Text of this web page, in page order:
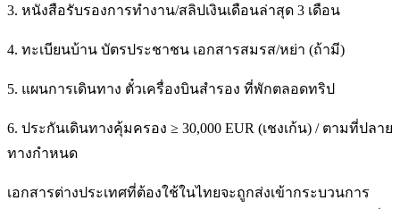
3. หนังสือรับรองการทำงาน/สลิปเงินเดือนล่าสุด 3 เดือน
4. ทะเบียนบ้าน บัตรประชาชน เอกสารสมรส/หย่า (ถ้ามี)
5. แผนการเดินทาง ตั๋วเครื่องบินสำรอง ที่พักตลอดทริป
6. ประกันเดินทางคุ้มครอง ≥ 30,000 EUR (เชงเก้น) / ตามที่ปลาย
ทางกำหนด
เอกสารต่างประเทศที่ต้องใช้ในไทยจะถูกส่งเข้ากระบวนการ